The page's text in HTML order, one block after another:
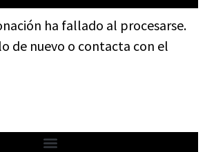
ha fallado al procesarse.
de nuevo o contacta con el